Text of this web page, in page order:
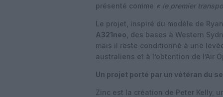
présenté comme « le premier
Le projet, inspiré du modèle de
A321neo , des bases à Western
mais il reste conditionné à une
australiens et à l’obtention de l’Air
Un projet porté par un vétéran du
Zinc est la création de Peter Kelly,